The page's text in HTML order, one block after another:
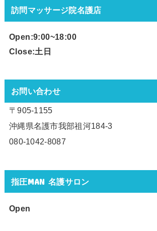
訪問マッサージ院名護店
Open:9:00~18:00
Close:土日
お問い合わせ
〒905-1155
沖縄県名護市我部祖河184-3
080-1042-8087
指圧MAN 名護サロン
Open